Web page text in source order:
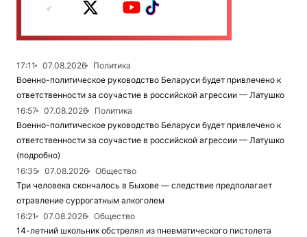
17:11 07.08.2026
Политика
Военно-политическое руководство Беларуси будет привлечено к
ответственности за соучастие в российской агрессии — Латушко
16:57
07.08.2026
Политика
Военно-политическое руководство Беларуси будет привлечено к
ответственности за соучастие в российской агрессии — Латушко
(подробно)
16:35
07.08.2026
Общество
Три человека скончалось в Быхове — следствие предполагает
отравление суррогатным алкоголем
16:21
07.08.2026
Общество
14-летний школьник обстрелял из пневматического пистолета